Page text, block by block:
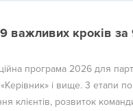
9 важливих кроків за
програма 2026 для
і вище. 3 етапи по
клієнтів, розвиток